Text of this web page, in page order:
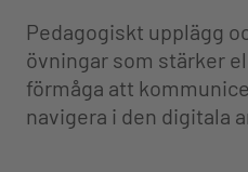
Pedagogiskt upplägg
övningar som stärker
förmåga att
navigera i den digitala